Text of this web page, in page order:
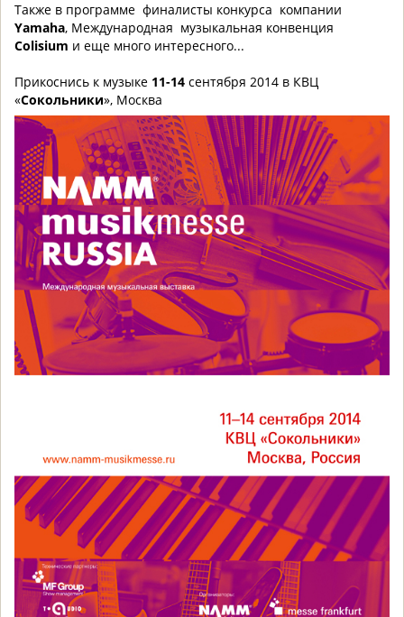
Также в программе финалисты конкурса компании
Yamaha, Международная музыкальная конвенция
Colisium и еще много интересного...
Прикоснись к музыке 11-14 сентября 2014 в КВЦ
«Сокольники», Москва